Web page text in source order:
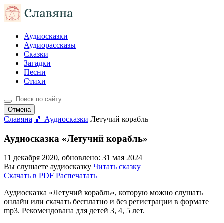
Аудиосказки
Аудиорассказы
Сказки
Загадки
Песни
Стихи
Отмена
Славяна 🎵 Аудиосказки Летучий корабль
Аудиосказка «Летучий корабль»
11 декабря 2020, обновлено: 31 мая 2024
Вы слушаете аудиосказку Читать сказку
Скачать в PDF Распечатать
Аудиосказка «Летучий корабль», которую можно слушать
онлайн или скачать бесплатно и без регистрации в формате
mp3. Рекомендована для детей 3, 4, 5 лет.